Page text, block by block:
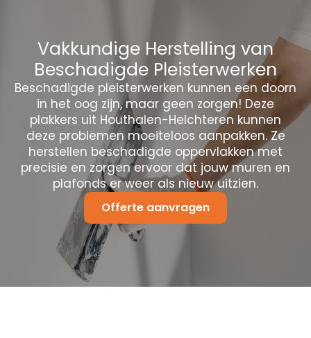
Vakkundige Herstelling van
Beschadigde Pleisterwerken
Beschadigde pleisterwerken kunnen een doorn
in het oog zijn, maar geen zorgen! Deze
plakkers uit Houthalen-Helchteren kunnen
deze problemen moeiteloos aanpakken. Ze
herstellen beschadigde oppervlakken met
precisie en zorgen ervoor dat jouw muren en
plafonds er weer als nieuw uitzien.
Offerte aanvragen